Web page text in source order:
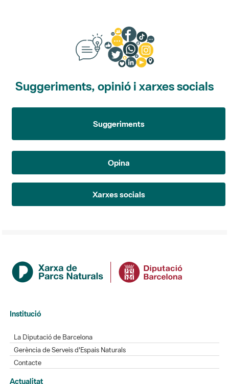
Suggeriments, opinió i xarxes socials
Suggeriments
Opina
Xarxes socials
Institució
La Diputació de Barcelona
Gerència de Serveis d'Espais Naturals
Contacte
Actualitat